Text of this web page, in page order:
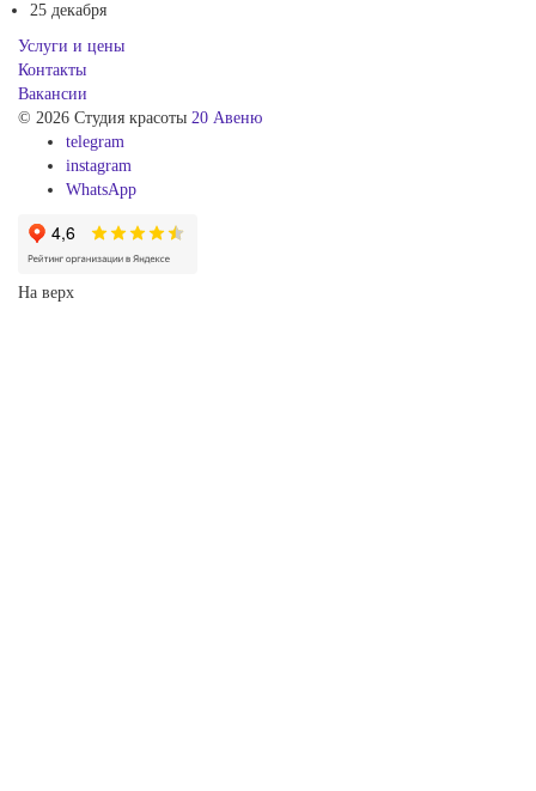
25 декабря
Услуги и цены
Контакты
Вакансии
© 2026 Студия красоты 20 Авеню
telegram
instagram
WhatsApp
На верх